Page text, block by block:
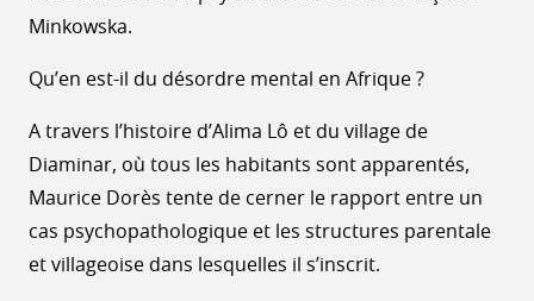
Minkowska.
Qu’en est-il du désordre mental en Afrique ?
A travers l’histoire d’Alima Lô et du village de
Diaminar, où tous les habitants sont apparentés,
Maurice Dorès tente de cerner le rapport entre un
cas psychopathologique et les structures parentale
et villageoise dans lesquelles il s’inscrit.